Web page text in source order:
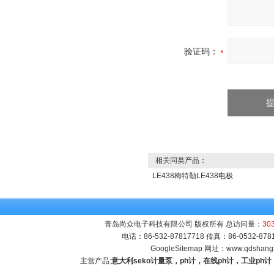
验证码：
相关同类产品：
LE438梅特勒LE438电极
青岛尚众电子科技有限公司 版权所有 总访问量：
电话：86-532-87817718 传真：86-0532-
GoogleSitemap 网址：
主营产品:意大利seko计量泵，ph计，在线ph计，工业ph